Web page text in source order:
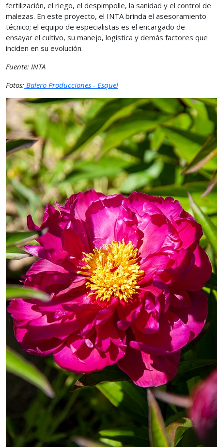
fertilización, el riego, el despimpolle, la sanidad y el control de
malezas. En este proyecto, el INTA brinda el asesoramiento
técnico; el equipo de especialistas es el encargado de
ensayar el cultivo, su manejo, logística y demás factores que
inciden en su evolución.
Fuente: INTA
Fotos: Balero Producciones - Esquel